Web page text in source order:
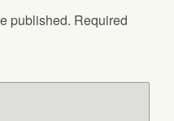
published. Required